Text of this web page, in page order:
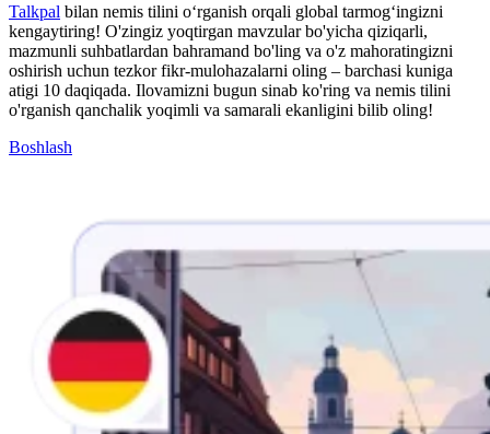
Talkpal bilan nemis tilini oʻrganish orqali global tarmogʻingizni
kengaytiring! O'zingiz yoqtirgan mavzular bo'yicha qiziqarli,
mazmunli suhbatlardan bahramand bo'ling va o'z mahoratingizni
oshirish uchun tezkor fikr-mulohazalarni oling – barchasi kuniga
atigi 10 daqiqada. Ilovamizni bugun sinab ko'ring va nemis tilini
o'rganish qanchalik yoqimli va samarali ekanligini bilib oling!
Boshlash